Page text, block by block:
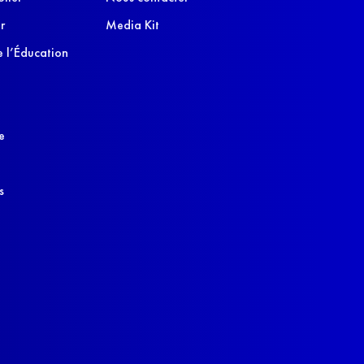
Personnalisez vos préférences pour
l’Éducation
Media Kit